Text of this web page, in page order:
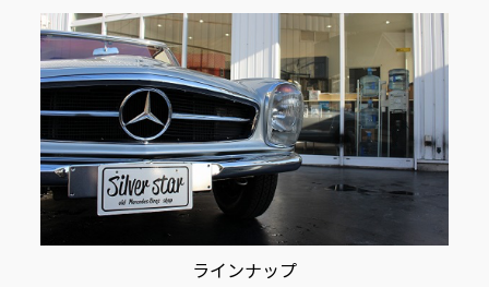
ン
ラインナップ